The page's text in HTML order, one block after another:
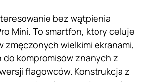
bez wątpienia
Mini. To smartfon, który celuje
zmęczonych wielkimi ekranami,
kompromisów znanych z
flagowców. Konstrukcja z